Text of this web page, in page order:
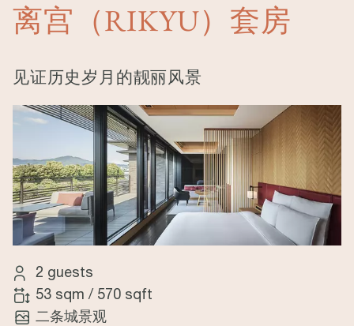
离宫（RIKYU）套房
见证历史岁月的靓丽风景
2 guests
53 sqm / 570 sqft
二条城景观